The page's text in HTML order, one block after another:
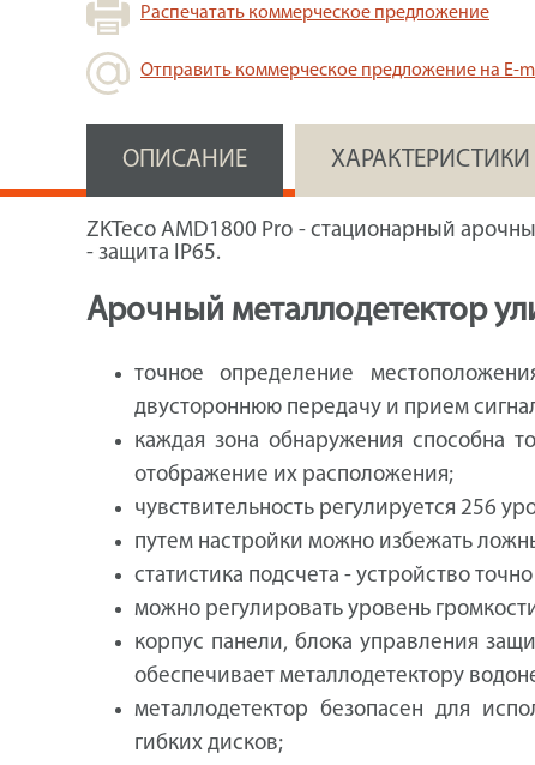
Распечатать коммерческое предложение
Отправить коммерческое предложение на E-
ОПИСАНИЕ ХАРАКТЕРИСТИКИ
ZKTeco AMD1800 Pro - стационарный
- защита IP65.
Арочный металлодетектор
точное определение
двустороннюю передачу и прием
каждая зона обнаружения способна
отображение их расположения;
чувствительность регулируется 256
путем настройки можно избежать
статистика подсчета - устройство
можно регулировать уровень
корпус панели, блока управления
обеспечивает металлодетектору
металлодетектор безопасен для
гибких дисков;